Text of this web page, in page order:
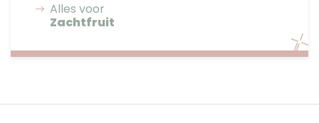
Alles voor
Zachtfruit